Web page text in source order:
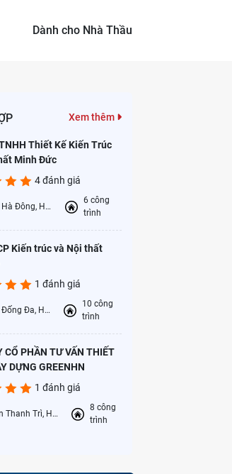
Dành cho Nhà Thầu
Xem thêm
Thiết Kế Kiến Trúc
Minh Đức
4 đánh giá
Quận Hà Đông, Hà Nội
6 công
trình
Kiến trúc và Nội thất
1 đánh giá
Quận Đống Đa, Hà Nội
10 công
trình
CỔ PHẦN TƯ VẤN THIẾT
DỰNG GREENHN
1 đánh giá
Huyện Thanh Trì, Hà Nội
8 công
trình